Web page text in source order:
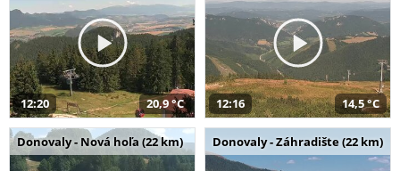
12:20 20,9 °C 12:16 14,5 °C
Donovaly - Nová hoľa (22 km) Donovaly - Záhradište (22 km)